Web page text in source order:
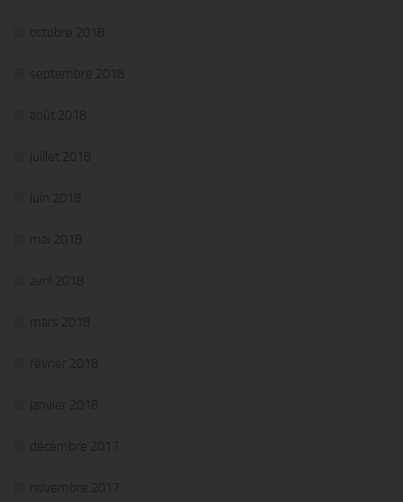
octobre 2018
septembre 2018
août 2018
juillet 2018
juin 2018
mai 2018
avril 2018
mars 2018
février 2018
janvier 2018
décembre 2017
novembre 2017